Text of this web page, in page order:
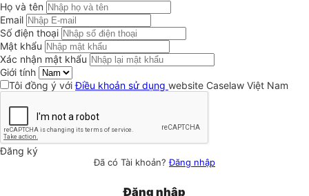
Họ và tên
Email
Số điện thoại
Mật khẩu
Xác nhận mật khẩu
Giới tính
Tôi đồng ý vớiĐiều khoản sử dụng website Caselaw Việt Nam
Đăng ký
Đã có Tài khoản?Đăng nhập
Đăng nhập